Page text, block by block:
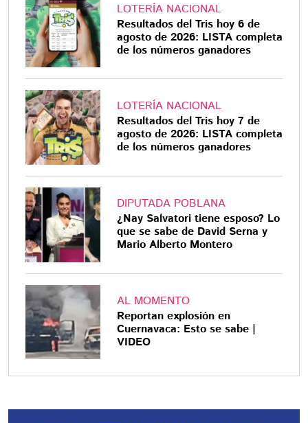
LOTERÍA NACIONAL
Resultados del Tris hoy 6 de
agosto de 2026: LISTA completa
de los números ganadores
LOTERÍA NACIONAL
Resultados del Tris hoy 7 de
agosto de 2026: LISTA completa
de los números ganadores
DIPUTADA POBLANA
¿Nay Salvatori tiene esposo? Lo
que se sabe de David Serna y
Mario Alberto Montero
AL MOMENTO
Reportan explosión en
Cuernavaca: Esto se sabe |
VIDEO